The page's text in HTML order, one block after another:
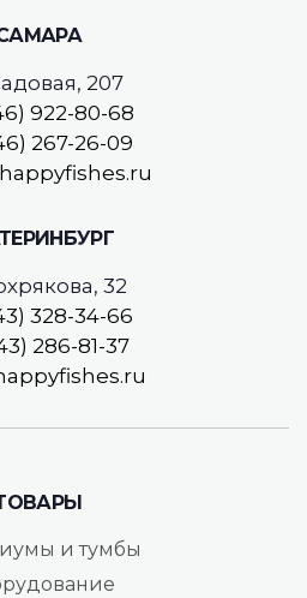
207
922-80-68
267-26-09
32
328-34-66
286-81-37
и тумбы